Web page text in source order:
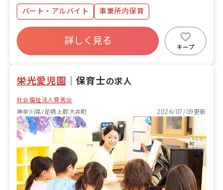
りの個性や発達に合わせた保育を実践し
ます。
パート・アルバイト 事業所内保育
詳しく見る
キープ
栄光愛児園 保育士の求人
社会福祉法人育秀会
神奈川県/足柄上郡大井町
2026/07/09更新